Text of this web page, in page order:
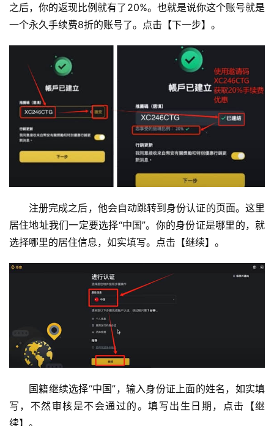
之后，你的返现比例就有了20%。也就是说你这个账号就是
一个永久手续费8折的账号了。点击【下一步】。
注册完成之后，他会自动跳转到身份认证的页面。这里
居住地址我们一定要选择“中国”。你的身份证是哪里的，就
选择哪里的居住信息，如实填写。点击【继续】。
国籍继续选择“中国”，输入身份证上面的姓名，如实填
写，不然审核是不会通过的。填写出生日期，点击【继
续】。